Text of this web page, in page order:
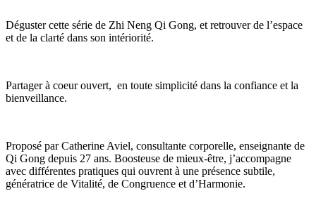
Déguster cette série de Zhi Neng Qi Gong, et retrouver de l’espace
et de la clarté dans son intériorité.
Partager à coeur ouvert, en toute simplicité dans la confiance et la
bienveillance.
Proposé par Catherine Aviel, consultante corporelle, enseignante de
Qi Gong depuis 27 ans. Boosteuse de mieux-être, j’accompagne
avec différentes pratiques qui ouvrent à une présence subtile,
génératrice de Vitalité, de Congruence et d’Harmonie.